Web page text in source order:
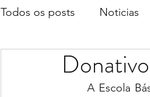
Todos os posts Noticias
Desporto Escolar
A Escola